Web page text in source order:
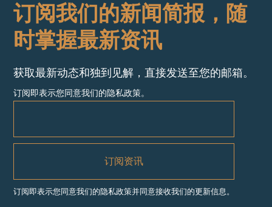
订阅我们的新闻简报，随
时掌握最新资讯
获取最新动态和独到见解，直接发送至您的邮箱。
订阅即表示您同意我们的隐私政策。
订阅即表示您同意我们的隐私政策并同意接收我们的更新信息。